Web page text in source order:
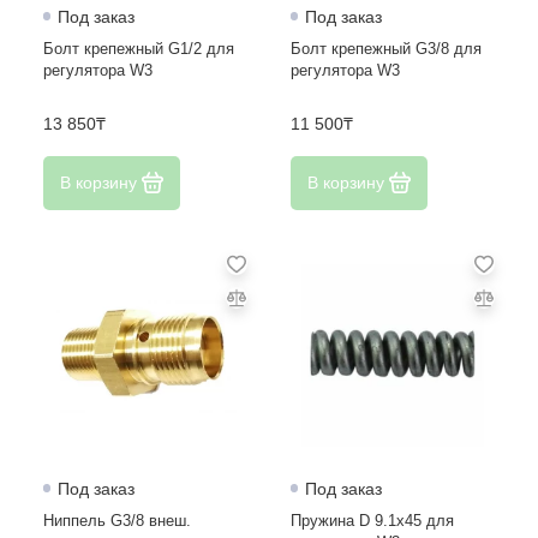
Помпы АВД для автомойки
Пылесосы
Регуляторы давления АВД
Роторные машины
Шланги высокого давления для моек
Под заказ
Болт крепежный G1/2 для
регулятора W3
13 850₸
В корзину
Под заказ
Болт крепежный G3/8 для
регулятора W3
11 500₸
В корзину
Под заказ
Ниппель G3/8 внеш.
Под заказ
Пружина D 9.1х45 для